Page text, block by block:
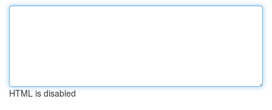
HTML is disabled